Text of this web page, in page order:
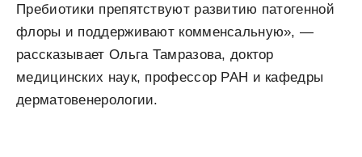
Пребиотики препятствуют развитию патогенной
флоры и поддерживают комменсальную», —
рассказывает Ольга Тамразова, доктор
медицинских наук, профессор РАН и кафедры
дерматовенерологии.